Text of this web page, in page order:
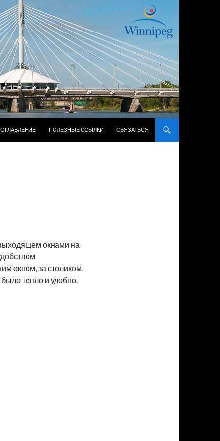
ОГЛАВЛЕНИЕ
ПОЛЕЗНЫЕ ССЫЛКИ СВЯЗАТЬСЯ
окнами на
окном, за столиком.
тепло и удобно.